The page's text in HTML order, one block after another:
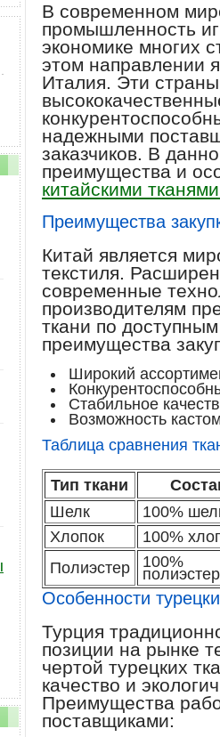
В современном
промышленность
экономике многих
этом направлении
Италия. Эти
надежными
заказчиков. В
преимущества и
китайскими
Преимущества
Китай является
текстиля.
современные
производителям
ткани по
преимущества
Широкий
Стабильное
Возможность
Таблица сравнения
Тип ткани
Шелк
100%
Хлопок
100%
Полиэстер
100%
полиэстер
Особенности
Турция
позиции на рынке
чертой турецких
качество и
Преимущества
поставщиками: